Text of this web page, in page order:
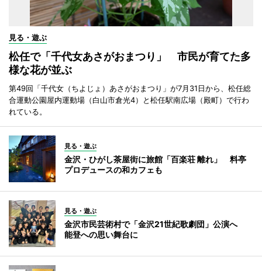
見る・遊ぶ
松任で「千代女あさがおまつり」 市民が育てた多
様な花が並ぶ
第49回「千代女（ちよじょ）あさがおまつり」が7月31日から、松任総
合運動公園屋内運動場（白山市倉光4）と松任駅南広場（殿町）で行わ
れている。
見る・遊ぶ
金沢・ひがし茶屋街に旅館「百楽荘 離れ」 料亭
プロデュースの和カフェも
見る・遊ぶ
金沢市民芸術村で「金沢21世紀歌劇団」公演へ
能登への思い舞台に